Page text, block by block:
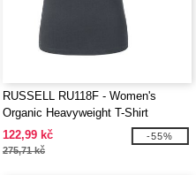
RUSSELL RU118F - Women's
Organic Heavyweight T-Shirt
122,99 kč
275,71 kč
-55%